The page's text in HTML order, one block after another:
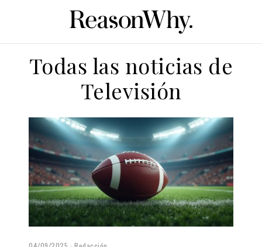
Todas las noticias de
Televisión